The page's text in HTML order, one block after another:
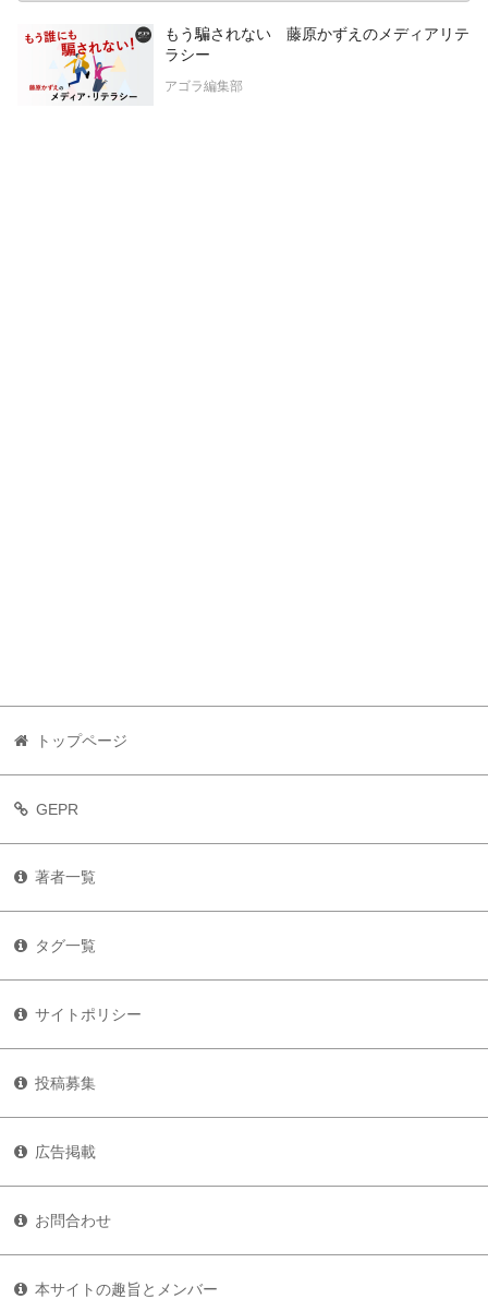
もう騙されない 藤原かずえのメディアリテ
ラシー
アゴラ編集部
トップページ
GEPR
著者一覧
タグ一覧
サイトポリシー
投稿募集
広告掲載
お問合わせ
本サイトの趣旨とメンバー